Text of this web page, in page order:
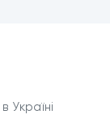
Україні